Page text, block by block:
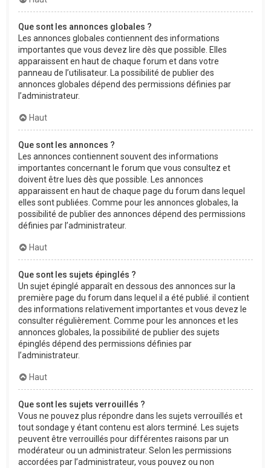
Que sont les annonces globales ?
Les annonces globales contiennent des informations
importantes que vous devez lire dès que possible. Elles
apparaissent en haut de chaque forum et dans votre
panneau de l’utilisateur. La possibilité de publier des
annonces globales dépend des permissions définies par
l’administrateur.
Haut
Que sont les annonces ?
Les annonces contiennent souvent des informations
importantes concernant le forum que vous consultez et
doivent être lues dès que possible. Les annonces
apparaissent en haut de chaque page du forum dans lequel
elles sont publiées. Comme pour les annonces globales, la
possibilité de publier des annonces dépend des permissions
définies par l’administrateur.
Haut
Que sont les sujets épinglés ?
Un sujet épinglé apparaît en dessous des annonces sur la
première page du forum dans lequel il a été publié. il contient
des informations relativement importantes et vous devez le
consulter régulièrement. Comme pour les annonces et les
annonces globales, la possibilité de publier des sujets
épinglés dépend des permissions définies par
l’administrateur.
Haut
Que sont les sujets verrouillés ?
Vous ne pouvez plus répondre dans les sujets verrouillés et
tout sondage y étant contenu est alors terminé. Les sujets
peuvent être verrouillés pour différentes raisons par un
modérateur ou un administrateur. Selon les permissions
accordées par l’administrateur, vous pouvez ou non